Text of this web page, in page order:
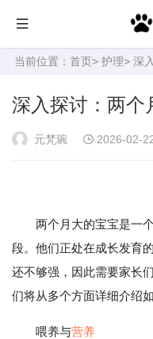
当前位置： 首页> 护理> 深
深入探讨：两个
元梵琬 2026-02-
两个月大的宝宝是一个
段。他们正处在成长发育
还不够强，因此需要家长
们将从多个方面详细介绍
喂养与营养